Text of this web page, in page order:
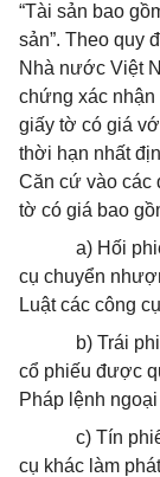
“Tài sản bao
sản”. Theo quy
Nhà nước Việt
chứng xác
giấy tờ có giá
thời hạn nhất
Căn cứ vào các
tờ có giá bao
a) Hối
cụ chuyển
Luật các công
b) Trái
cổ phiếu được
Pháp lệnh
c) Tín
cụ khác làm